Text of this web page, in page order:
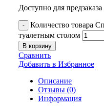
Доступно для предзаказа
Количество товара
туалетным столом
В корзину
Сравнить
Добавить в Избранное
Описание
Отзывы (0)
Информация